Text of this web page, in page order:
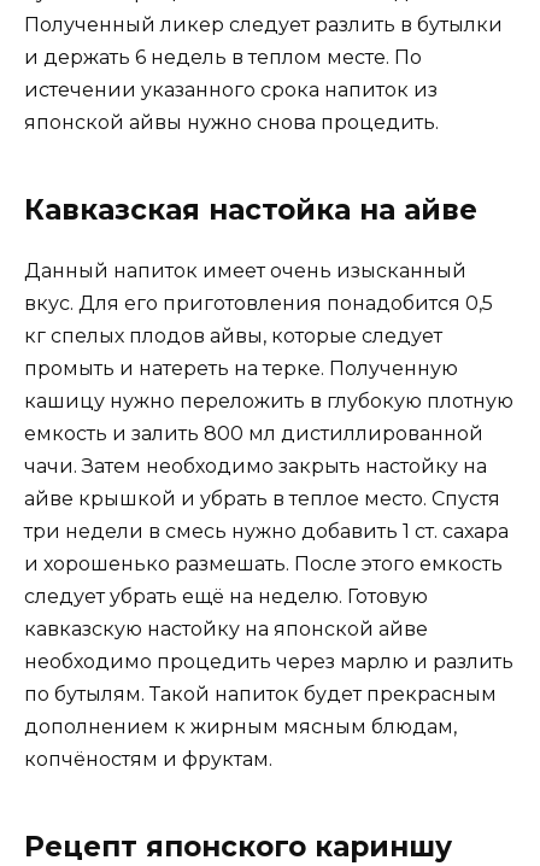
Полученный ликер следует разлить в бутылки
и держать 6 недель в теплом месте. По
истечении указанного срока напиток из
японской айвы нужно снова процедить.
Кавказская настойка на айве
Данный напиток имеет очень изысканный
вкус. Для его приготовления понадобится 0,5
кг спелых плодов айвы, которые следует
промыть и натереть на терке. Полученную
кашицу нужно переложить в глубокую плотную
емкость и залить 800 мл дистиллированной
чачи. Затем необходимо закрыть настойку на
айве крышкой и убрать в теплое место. Спустя
три недели в смесь нужно добавить 1 ст. сахара
и хорошенько размешать. После этого емкость
следует убрать ещё на неделю. Готовую
кавказскую настойку на японской айве
необходимо процедить через марлю и разлить
по бутылям. Такой напиток будет прекрасным
дополнением к жирным мясным блюдам,
копчёностям и фруктам.
Рецепт японского кариншу